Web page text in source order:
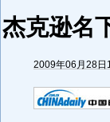
杰克逊名
2009年06月28日